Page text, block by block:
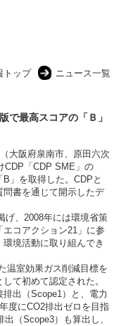
トップ
ニュース一覧
で最高スコアの「Ｂ」
大阪府泉南市、原田六次
CDP「CDP SME」の
」を取得した。CDPと
書を通じて開示したデ
、2008年には環境省策
コアクション21」に参
境活動に取り組んでき
温室効果ガス削減目標を
て初めて認定された。
出（Scope1）と、電力
度にCO2排出ゼロを目指
（Scope3）も算出し、